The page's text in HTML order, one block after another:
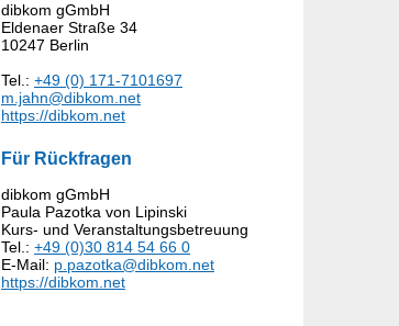
dibkom gGmbH
Eldenaer Straße 34
10247 Berlin
Tel.: +49 (0) 171-7101697
m.jahn@dibkom.net
https://dibkom.net
Für Rückfragen
dibkom gGmbH
Paula Pazotka von Lipinski
Kurs- und Veranstaltungsbetreuung
Tel.: +49 (0)30 814 54 66 0
E-Mail: p.pazotka@dibkom.net
https://dibkom.net